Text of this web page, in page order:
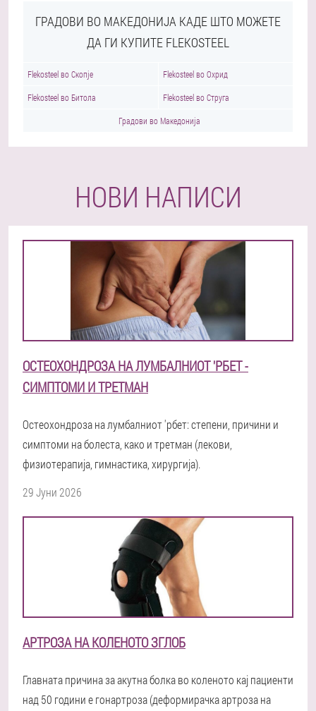
ГРАДОВИ ВО МАКЕДОНИЈА КАДЕ ШТО МОЖЕТЕ
ДА ГИ КУПИТЕ FLEKOSTEEL
Flekosteel во Скопје Flekosteel во Охрид
Flekosteel во Битола Flekosteel во Струга
Градови во Македонија
НОВИ НАПИСИ
ОСТЕОХОНДРОЗА НА ЛУМБАЛНИОТ 'РБЕТ -
СИМПТОМИ И ТРЕТМАН
Остеохондроза на лумбалниот 'рбет: степени, причини и
симптоми на болеста, како и третман (лекови,
физиотерапија, гимнастика, хирургија).
29 Јуни 2026
АРТРОЗА НА КОЛЕНОТО ЗГЛОБ
Главната причина за акутна болка во коленото кај пациенти
над 50 години е гонартроза (деформирачка артроза на